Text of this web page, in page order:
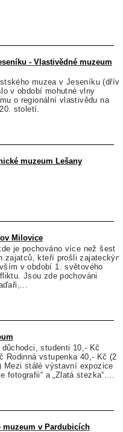
- Vlastivědné muzeum
muzea v Jeseníku
v období mohutné vlny
o regionální vlastivědu na
století.
muzeum Lešany
Milovice
je pochováno více než šest
zajatců, kteří prošli zajateckým
v období 1. světového
Jsou zde pochováni
studenti 10,- Kč
Rodinná vstupenka 40,- Kč (2
Mezi stálé výstavní expozice
fotografii“ a „Zlatá stezka“....
muzeum v Pardubicích